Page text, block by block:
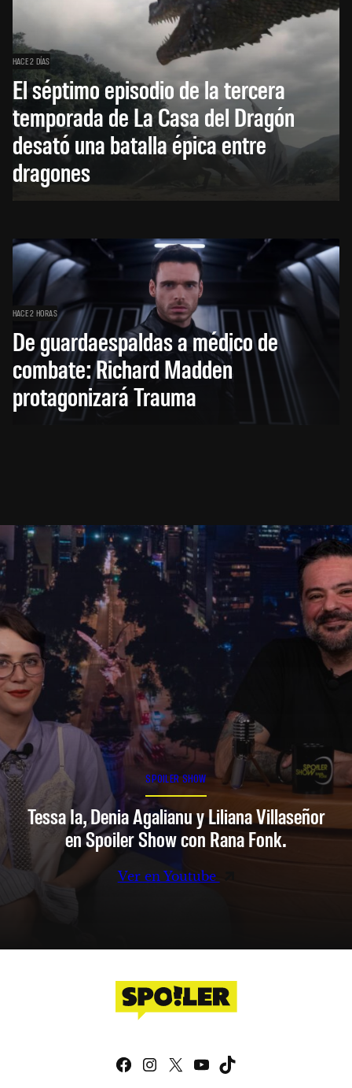
HACE 2 DÍAS
El séptimo episodio de la tercera
temporada de La Casa del Dragón
desató una batalla épica entre
dragones
HACE 2 HORAS
De guardaespaldas a médico de
combate: Richard Madden
protagonizará Trauma
SPOILER SHOW
Tessa Ia, Denia Agalianu y Liliana Villaseñor
en Spoiler Show con Rana Fonk.
Ver en Youtube
Facebook
Instagram
X YouTube